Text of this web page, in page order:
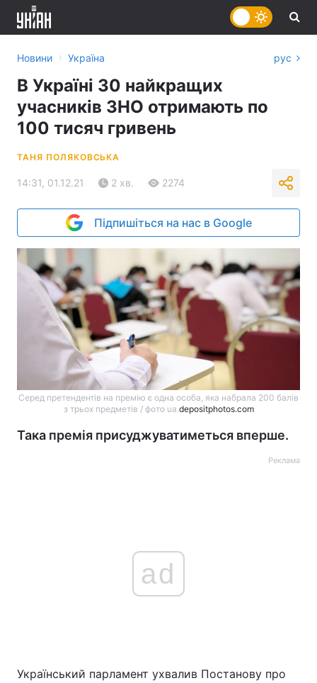
Новини › Україна рус
В Україні 30 найкращих
учасників ЗНО отримають по
100 тисяч гривень
ТАНЯ ПОЛЯКОВСЬКА
14:31, 01.12.21 2 хв. 2274
Підпишіться на нас в Google
Серед претендентів на премію є одна особа, яка набрала 200 балів
з трьох предметів / фото ua.depositphotos.com
Така премія присуджуватиметься вперше.
Реклама
ad
Український парламент ухвалив Постанову про